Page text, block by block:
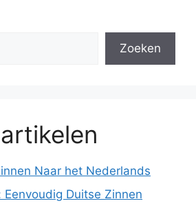
Zoeken
Naar het Nederlands
Eenvoudig Duitse Zinnen